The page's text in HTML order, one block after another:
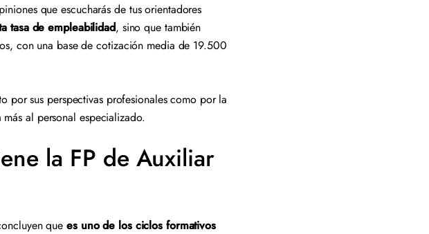
que escucharás de tus orientadores
tasa de empleabilidad, sino que también
con una base de cotización media de 19.500
por sus perspectivas profesionales como por la
al personal especializado.
la FP de Auxiliar
quees uno de los ciclos formativos